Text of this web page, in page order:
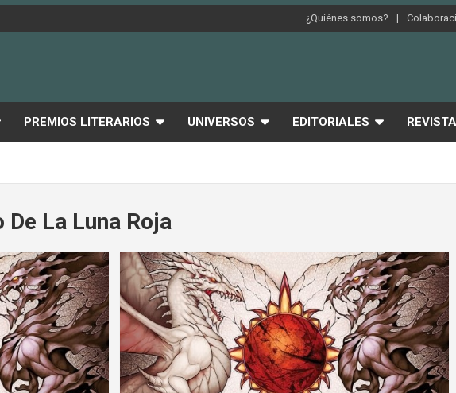
¿Quiénes somos?
PREMIOS LITERARIOS UNIVERSOS EDITORIALES
De La Luna Roja